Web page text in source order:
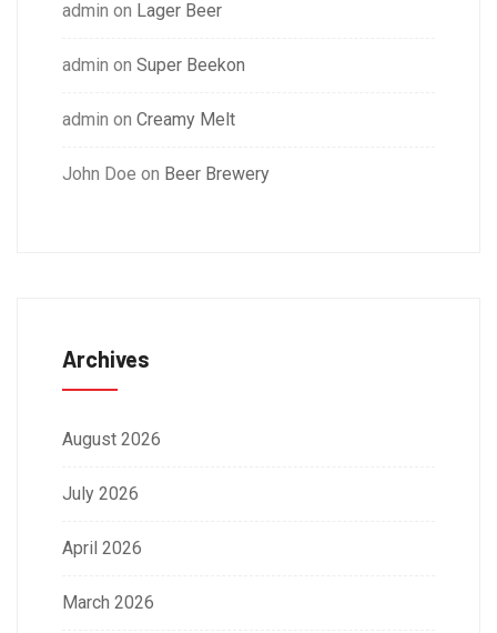
admin on Lager Beer
admin on Super Beekon
admin on Creamy Melt
John Doe on Beer Brewery
Archives
August 2026
July 2026
April 2026
March 2026